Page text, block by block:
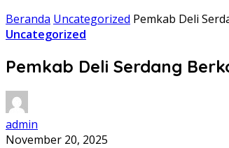
Beranda Uncategorized Pemkab Deli
Uncategorized
Pemkab Deli Serdang
admin
November 20, 2025